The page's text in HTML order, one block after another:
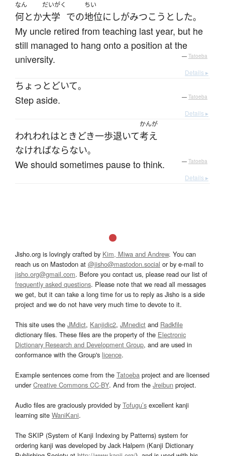
なん
何とか
だいがく
大学 での
ちい
地位に しがみつこう とした。
My uncle retired from teaching last year, but he
still managed to hang onto a position at the
university.
— Tatoeba
Details ▸
ちょっと どいて。
Step aside. — Tatoeba
Details ▸
われわれはときどき一歩退いて
かんが
考え
なければならない。
We should sometimes pause to think. — Tatoeba
Details ▸
Jisho.org is lovingly crafted by Kim, Miwa and Andrew. You can
reach us on Mastodon at @jisho@mastodon.social or by e-mail to
jisho.org@gmail.com. Before you contact us, please read our list of
frequently asked questions. Please note that we read all messages
we get, but it can take a long time for us to reply as Jisho is a side
project and we do not have very much time to devote to it.
This site uses the JMdict, Kanjidic2, JMnedict and Radkfile
dictionary files. These files are the property of the Electronic
Dictionary Research and Development Group, and are used in
conformance with the Group's licence.
Example sentences come from the Tatoeba project and are licensed
underCreative Commons CC-BY. And from the Jreibun project.
Audio files are graciously provided by Tofugu’s excellent kanji
learning site WaniKani.
The SKIP (System of Kanji Indexing by Patterns) system for
ordering kanji was developed by Jack Halpern (Kanji Dictionary